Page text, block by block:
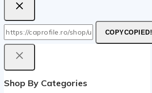
COPYCOPIED!
Shop By Categories